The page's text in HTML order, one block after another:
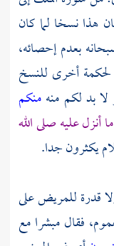
هذا نسخا لما كان
بعدم إحصائه،
لحكمة أخرى للنسخ
لا بد لكم منهمنكم
عليه صلى الله
يكثرون جدا.
قدرة للمريض على
فقال مبشرا مع